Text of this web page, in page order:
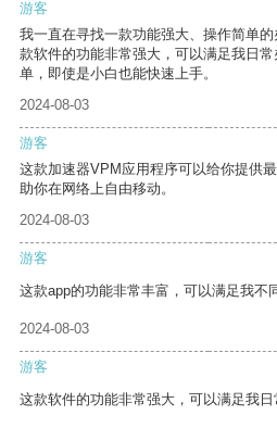
游客
我一直在寻找一款功能强大、操作简单
款软件的功能非常强大，可以满足我日
单，即使是小白也能快速上手。
2024-08-03
游客
这款加速器VPM应用程序可以给你提供
助你在网络上自由移动。
2024-08-03
游客
这款app的功能非常丰富，可以满足我不
2024-08-03
游客
这款软件的功能非常强大，可以满足我日